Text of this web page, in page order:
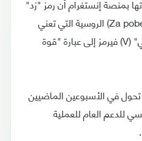
بمنصة إنستغرام أن رمز "زد"
يعني عبارة "زاب بوبيدو" (Za pobedu) الروسية التي تعني
"من أجل النصر" أما حرف "في" (V) فيرمز إلى عبارة "قوة
في الأسبوعين الماضيين
للدعم العام للعملية